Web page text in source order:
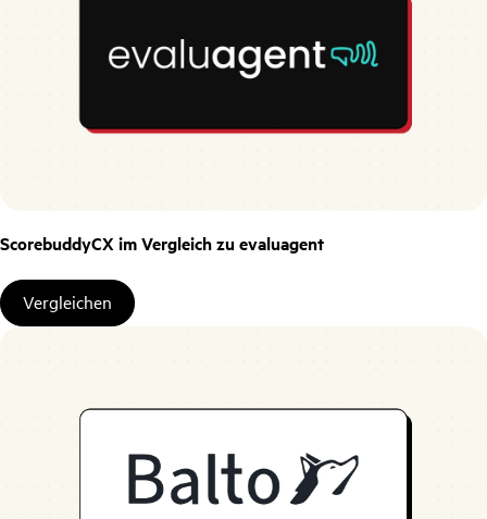
ScorebuddyCX im Vergleich zu evaluagent
Vergleichen